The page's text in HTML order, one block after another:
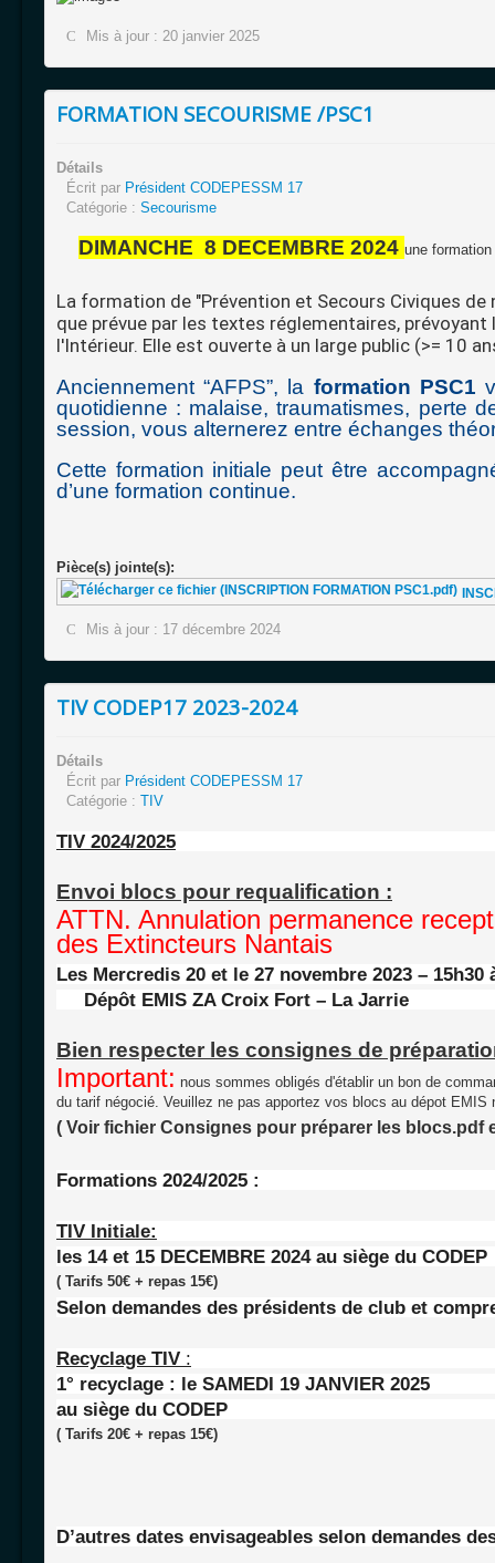
Mis à jour : 20 janvier 2025
FORMATION SECOURISME /PSC1
Détails
Écrit par Président CODEPESSM 17
Catégorie : Secourisme
DIMANCHE 8 DECEMBRE 2024 une
La formation de "Prévention et Secours Civiques
que prévue par les textes réglementaires,
l'Intérieur. Elle est ouverte à un large public (>= 10
Anciennement “AFPS”, la formation PSC1
quotidienne : malaise, traumatismes, perte
session, vous alternerez entre échanges
Cette formation initiale peut être
d’une formation continue.
Pièce(s) jointe(s):
Mis à jour : 17 décembre 2024
TIV CODEP17 2023-2024
Détails
Écrit par Président CODEPESSM 17
Catégorie : TIV
TIV 2024/2025
Envoi blocs pour requalification :
ATTN. Annulation permanence
des Extincteurs Nantais
Les Mercredis 20 et le 27 novembre 2023 – 15h30
Dépôt EMIS ZA Croix Fort – La Jarrie
Bien respecter les consignes de
Important: nous sommes obligés d'établir un bon de
du tarif négocié. Veuillez ne pas apportez vos blocs au dépot
( Voir fichier Consignes pour préparer les blocs.pdf
Formations 2024/2025 :
TIV Initiale:
les 14 et 15 DECEMBRE 2024 au siège du CODEP
( Tarifs 50€ + repas 15€)
Selon demandes des présidents de club et
Recyclage TIV :
1° recyclage : le SAMEDI 19 JANVIER 2025
au siège du CODEP
( Tarifs 20€ + repas 15€)
D’autres dates envisageables selon demandes